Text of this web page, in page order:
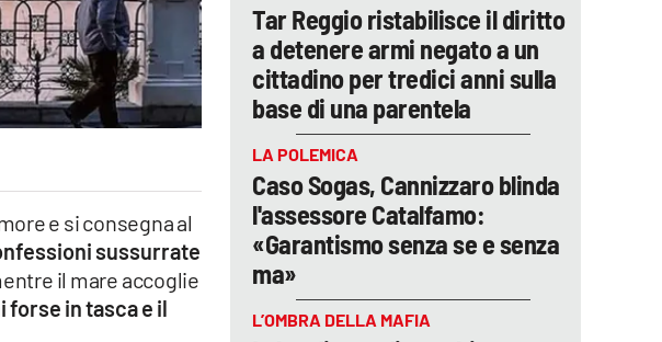
e si consegna al
sussurrate
il mare accoglie
forse in tasca e il
Tar Reggio ristabilisce il diritto
a detenere armi negato a un
cittadino per tredici anni sulla
base di una parentela
LA POLEMICA
Caso Sogas, Cannizzaro blinda
l'assessore Catalfamo:
«Garantismo senza se e senza
ma»
L’OMBRA DELLA MAFIA